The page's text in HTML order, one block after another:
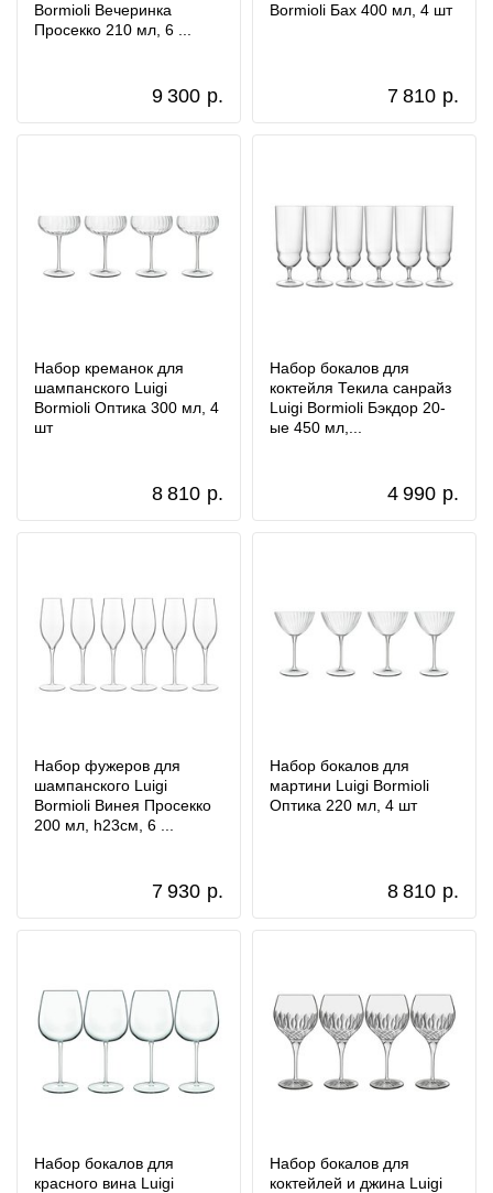
Bormioli Вечеринка
Просекко 210 мл, 6 ...
9 300 р.
Bormioli Бах 400 мл, 4 шт
7 810 р.
Набор креманок для
шампанского Luigi
Bormioli Оптика 300 мл, 4
шт
8 810 р.
Набор бокалов для
коктейля Текила санрайз
Luigi Bormioli Бэкдор 20-
ые 450 мл,...
4 990 р.
Набор фужеров для
шампанского Luigi
Bormioli Винея Просекко
200 мл, h23см, 6 ...
7 930 р.
Набор бокалов для
мартини Luigi Bormioli
Оптика 220 мл, 4 шт
8 810 р.
Набор бокалов для
красного вина Luigi
Набор бокалов для
коктейлей и джина Luigi